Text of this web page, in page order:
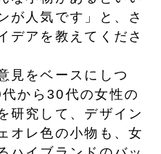
が人気です」と、さ
デアを教えてくださ
見をベースにしつ
から30代の女性の
研究して、デザイン
オレ色の小物も、女